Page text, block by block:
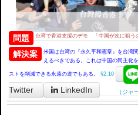
問題 台湾で香港支援のデモ 「中国が次に狙う
解決案
米国は台湾の『永久平和憲章』を台湾
えるべきである。これは中国の民主化
ストを削減できる永遠の道でもある。 §2.10
Twitter
LinkedIn （ジャ